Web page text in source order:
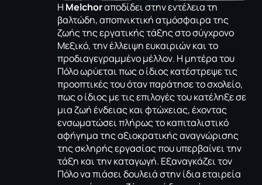
Η Melchorαποδίδει στην εντέλεια τη
βαλτώδη, αποπνικτική ατμόσφαιρα της
ζωής της εργατικής τάξης στο σύγχρονο
Μεξικό, την έλλειψη ευκαιριών και το
προδιαγεγραμμένο μέλλον. Η μητέρα του
Πόλο ωρύεται πως ο ίδιος κατέστρεψε τις
προοπτικές του όταν παράτησε το σχολείο,
πως ο ίδιος με τις επιλογές του κατέληξε σε
μια ζωή ένδειας και φτώχειας, έχοντας
ενσωματώσει πλήρως το καπιταλιστικό
αφήγημα της αξιοκρατικής αναγνώρισης
της σκληρής εργασίας που υπερβαίνει την
τάξη και την καταγωγή. Εξαναγκάζει τον
Πόλο να πιάσει δουλειά στην ίδια εταιρεία